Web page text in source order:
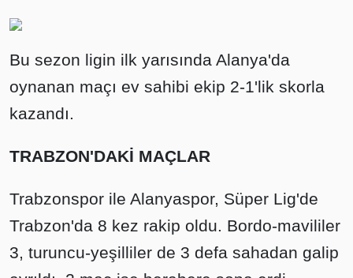
Bu sezon ligin ilk yarısında Alanya'da
oynanan maçı ev sahibi ekip 2-1'lik skorla
kazandı.
TRABZON'DAKİ MAÇLAR
Trabzonspor ile Alanyaspor, Süper Lig'de
Trabzon'da 8 kez rakip oldu. Bordo-mavililer
3, turuncu-yeşilliler de 3 defa sahadan galip